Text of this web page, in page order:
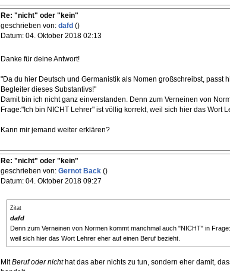
Re: "nicht" oder "kein"
geschrieben von: dafd ()
Datum: 04. Oktober 2018 02:13
Danke für deine Antwort!
"Da du hier Deutsch und Germanistik als Nomen großschreibst, passt
Begleiter dieses Substantivs!"
Damit bin ich nicht ganz einverstanden. Denn zum Verneinen von
Frage:"Ich bin NICHT Lehrer" ist völlig korrekt, weil sich hier das Wort
Kann mir jemand weiter erklären?
Re: "nicht" oder "kein"
geschrieben von: Gernot Back ()
Datum: 04. Oktober 2018 09:27
Zitat
dafd
Denn zum Verneinen von Normen kommt manchmal auch "NICHT" in
weil sich hier das Wort Lehrer eher auf einen Beruf bezieht.
MitBeruf oder nichthat das aber nichts zu tun, sondern eher damit,